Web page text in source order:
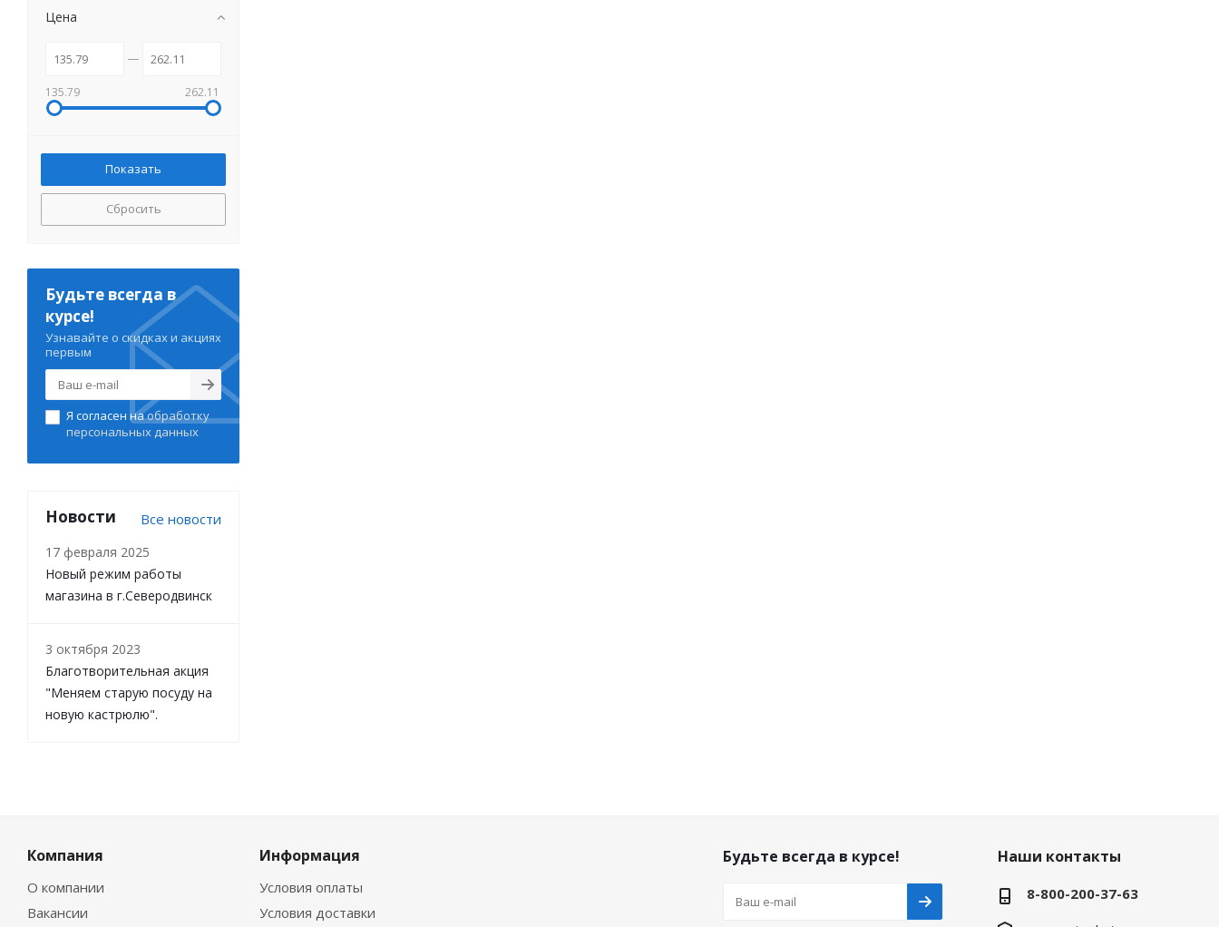
Цена
135.79 262.11
Сбросить
Будьте всегда в
курсе!
Узнавайте о скидках и акциях
первым
Я согласен наобработку
персональных данных
Новости Все новости
17 февраля 2025
Новый режим работы
магазина в г.Северодвинск
3 октября 2023
Благотворительная акция
"Меняем старую посуду на
новую кастрюлю".
Компания
О компании
Вакансии
Информация
Условия оплаты
Условия доставки
Будьте всегда в курсе! Наши контакты
8-800-200-37-63